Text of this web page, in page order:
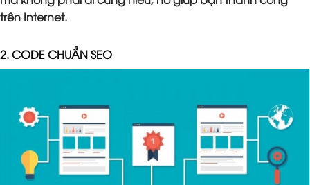
trên Internet.
2. CODE CHUẨN SEO